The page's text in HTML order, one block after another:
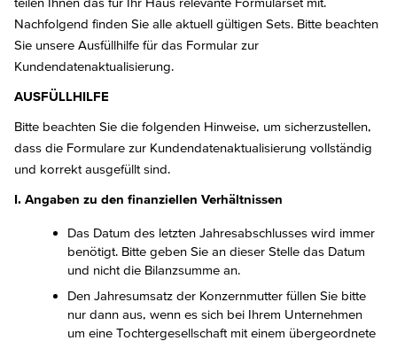
Nachfolgend finden Sie alle aktuell gültigen Sets. Bitte beachten
Sie unsere Ausfüllhilfe für das Formular zur
Kundendatenaktualisierung.
AUSFÜLLHILFE
Bitte beachten Sie die folgenden Hinweise, um sicherzustellen,
dass die Formulare zur Kundendatenaktualisierung vollständig
und korrekt ausgefüllt sind.
I. Angaben zu den finanziellen Verhältnissen
Das Datum des letzten Jahresabschlusses wird immer
benötigt. Bitte geben Sie an dieser Stelle das Datum
und nicht die Bilanzsumme an.
Den Jahresumsatz der Konzernmutter füllen Sie bitte
nur dann aus, wenn es sich bei Ihrem Unternehmen
um eine Tochtergesellschaft mit einem übergeordnete